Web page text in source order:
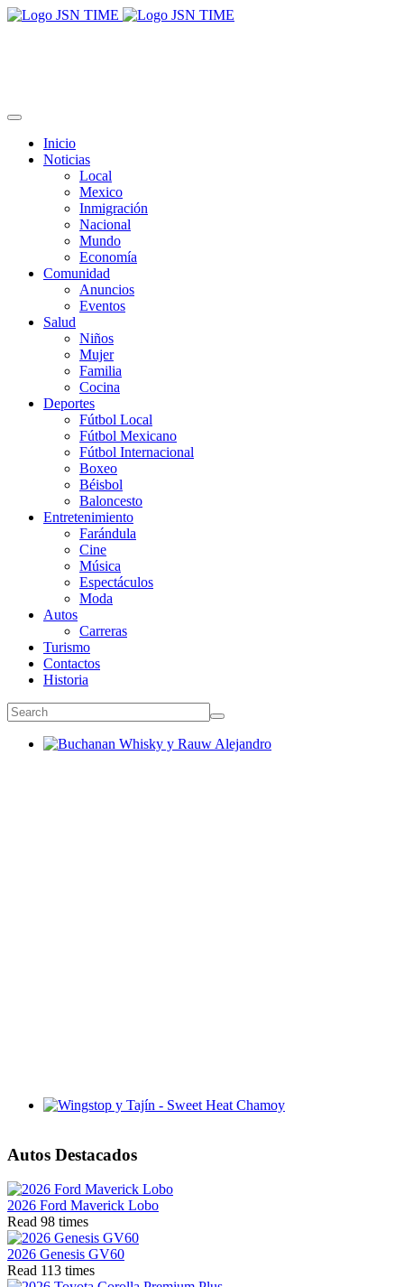
Inicio
Noticias
Local
Mexico
Inmigración
Nacional
Mundo
Economía
Comunidad
Anuncios
Eventos
Salud
Niños
Mujer
Familia
Cocina
Deportes
Fútbol Local
Fútbol Mexicano
Fútbol Internacional
Boxeo
Béisbol
Baloncesto
Entretenimiento
Farándula
Cine
Música
Espectáculos
Moda
Autos
Carreras
Turismo
Contactos
Historia
Autos Destacados
2026 Ford Maverick Lobo
Read 98 times
2026 Genesis GV60
Read 113 times